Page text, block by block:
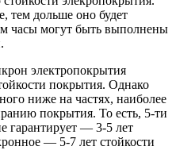
тем дольше оно будет
часы могут быть выполнены
электропокрытия
покрытия. Однако
ниже на частях, наиболее
покрытия. То есть, 5-ти
гарантирует — 3-5 лет
— 5-7 лет стойкости